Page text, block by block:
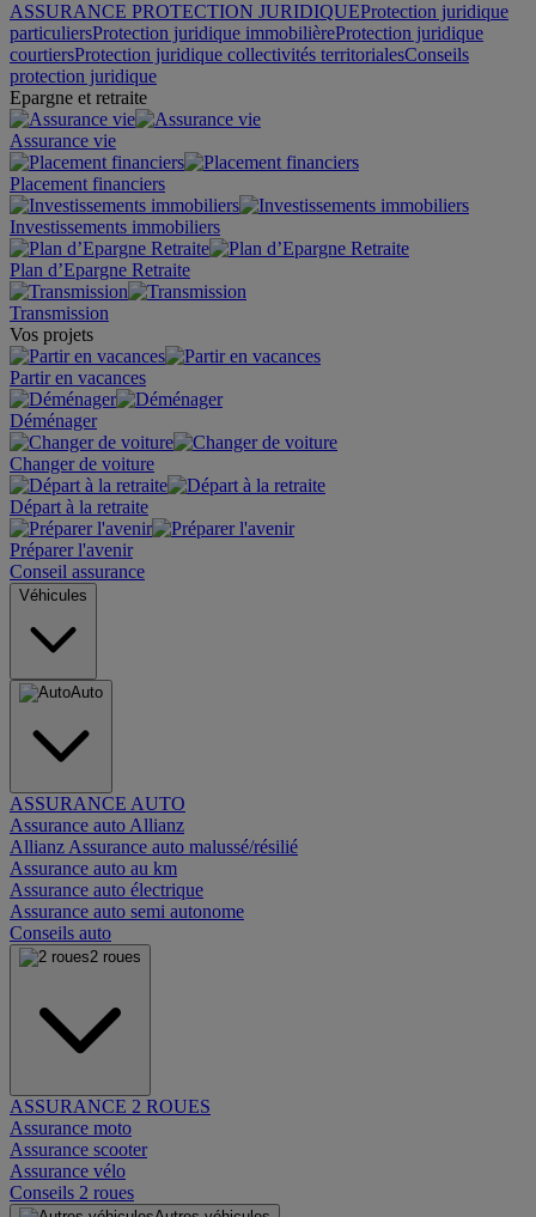
ASSURANCE PROTECTION JURIDIQUEProtection juridique
particuliersProtection juridique immobilièreProtection juridique
courtiersProtection juridique collectivités territorialesConseils
protection juridique
Epargne et retraite
Assurance vie
Placement financiers
Investissements immobiliers
Plan d’Epargne Retraite
Transmission
Vos projets
Partir en vacances
Déménager
Changer de voiture
Départ à la retraite
Préparer l'avenir
Conseil assurance
Véhicules
Auto
ASSURANCE AUTO
Assurance auto Allianz
Allianz Assurance auto malussé/résilié
Assurance auto au km
Assurance auto électrique
Assurance auto semi autonome
Conseils auto
2 roues
ASSURANCE 2 ROUES
Assurance moto
Assurance scooter
Assurance vélo
Conseils 2 roues